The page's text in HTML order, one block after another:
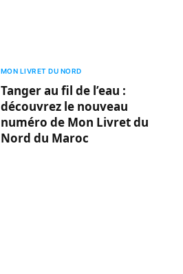
MON LIVRET DU NORD
Tanger au fil de l’eau :
découvrez le nouveau
numéro de Mon Livret du
Nord du Maroc